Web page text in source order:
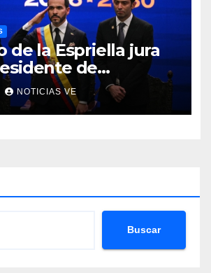
de la Espriella jura
de
para el periodo
NOTICIAS VE
Buscar